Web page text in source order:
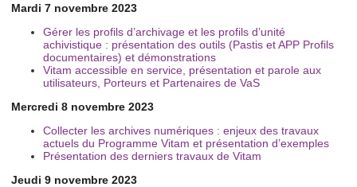
Mardi 7 novembre 2023
Gérer les profils d’archivage et les profils d’unité
achivistique : présentation des outils (Pastis et APP Profils
documentaires) et démonstrations
Vitam accessible en service, présentation et parole aux
utilisateurs, Porteurs et Partenaires de VaS
Mercredi 8 novembre 2023
Collecter les archives numériques : enjeux des travaux
actuels du Programme Vitam et présentation d’exemples
Présentation des derniers travaux de Vitam
Jeudi 9 novembre 2023